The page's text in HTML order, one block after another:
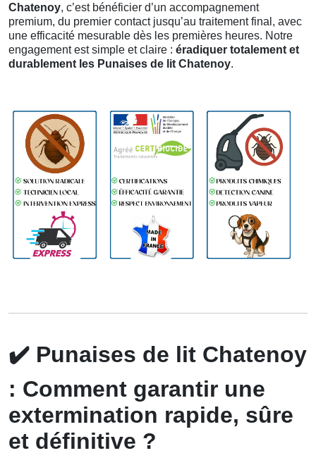
Chatenoy, c’est bénéficier d’un accompagnement
premium, du premier contact jusqu’au traitement final, avec
une efficacité mesurable dès les premières heures. Notre
engagement est simple et claire : éradiquer totalement et
durablement les Punaises de lit Chatenoy.
✔️ Punaises de lit Chatenoy
: Comment garantir une
extermination rapide, sûre
et définitive ?